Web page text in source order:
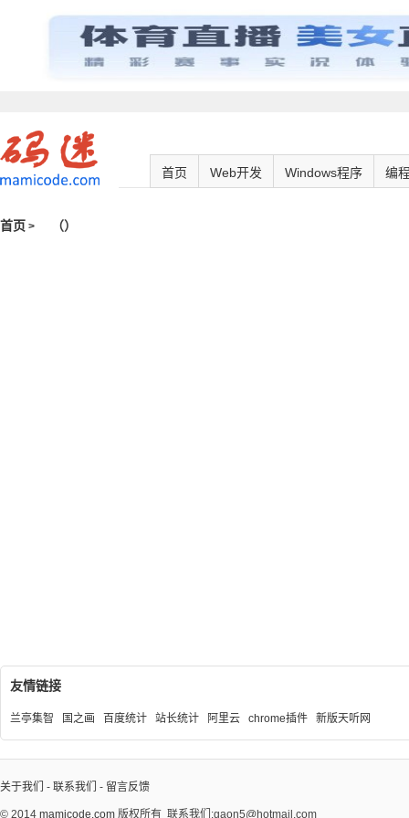
首页 Web开发 Windows程序 编
首页 > （）
友情链接
兰亭集智 国之画 百度统计 站长统计 阿里云 chrome插件 新版天听网
关于我们 - 联系我们 - 留言反馈
© 2014 mamicode.com 版权所有 联系我们:gaon5@hotmail.com